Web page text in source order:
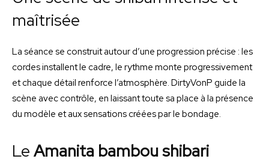
maîtrisée
La séance se construit autour d’une progression précise : les
cordes installent le cadre, le rythme monte progressivement
et chaque détail renforce l’atmosphère. DirtyVonP guide la
scène avec contrôle, en laissant toute sa place à la présence
du modèle et aux sensations créées par le bondage.
Le Amanita bambou shibari